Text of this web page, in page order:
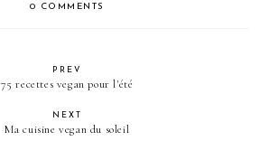
0 COMMENTS
PREV
75 recettes vegan pour l'été
NEXT
Ma cuisine vegan du soleil